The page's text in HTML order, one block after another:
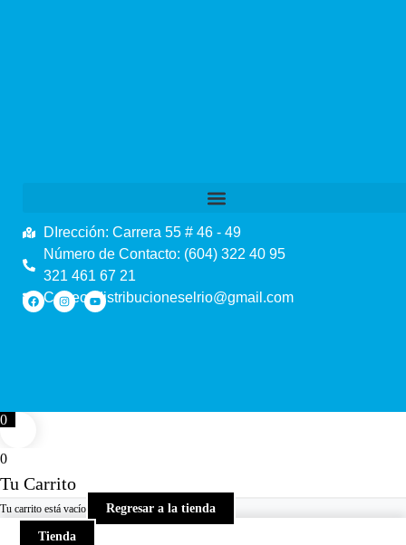
DIrección: Carrera 55 # 46 - 49
Número de Contacto: (604) 322 40 95
321 461 67 21
Correo: distribucioneselrio@gmail.com
0
0
Tu Carrito
Tu carrito está vacío Regresar a la tienda
Tienda